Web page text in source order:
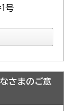
号
さまのご意